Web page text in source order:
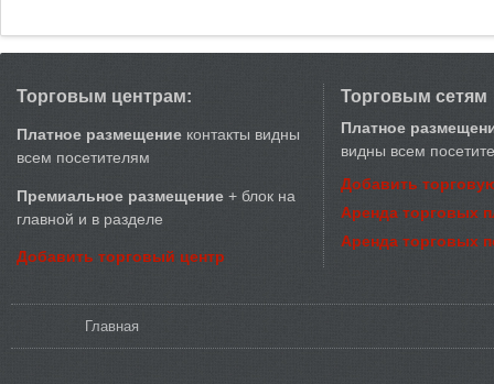
Торговым центрам:
Платное размещение контакты видны
всем посетителям
Премиальное размещение + блок на
главной и в разделе
Добавить торговый центр
Торговым сетям
Платное
видны всем
Добавить
Аренда торговых
Аренда торговых
Главная